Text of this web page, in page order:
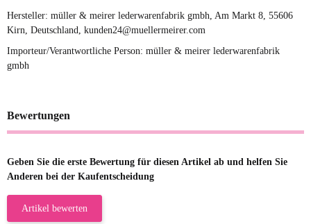
Hersteller: müller & meirer lederwarenfabrik gmbh, Am Markt 8, 55606
Kirn, Deutschland, kunden24@muellermeirer.com
Importeur/Verantwortliche Person: müller & meirer lederwarenfabrik
gmbh
Bewertungen
Geben Sie die erste Bewertung für diesen Artikel ab und helfen Sie
Anderen bei der Kaufentscheidung
Artikel bewerten